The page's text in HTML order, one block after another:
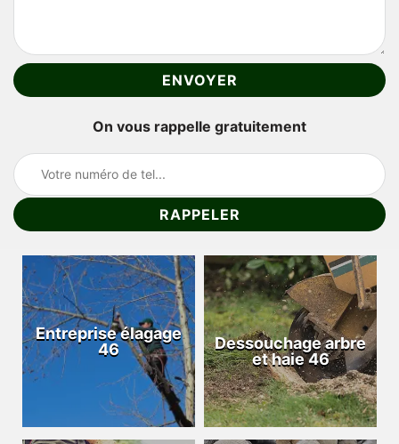
On vous rappelle gratuitement
Entreprise élagage
46
Dessouchage arbre
et haie 46